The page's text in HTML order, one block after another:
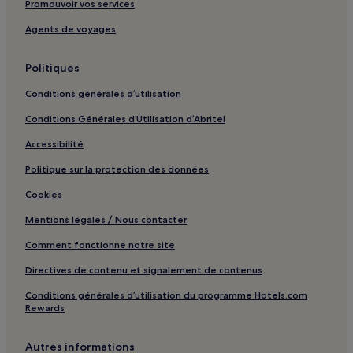
Promouvoir vos services
Agents de voyages
Politiques
Conditions générales d’utilisation
Conditions Générales d’Utilisation d’Abritel
Accessibilité
Politique sur la protection des données
Cookies
Mentions légales / Nous contacter
Comment fonctionne notre site
Directives de contenu et signalement de contenus
Conditions générales d’utilisation du programme Hotels.com
Rewards
Autres informations